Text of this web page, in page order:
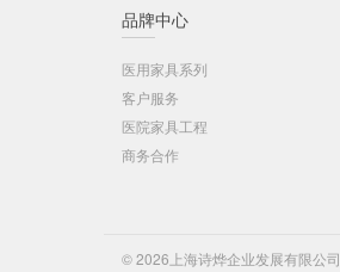
品牌中心
医用家具系列
客户服务
医院家具工程
商务合作
© 2026上海诗烨企业发展有限公司